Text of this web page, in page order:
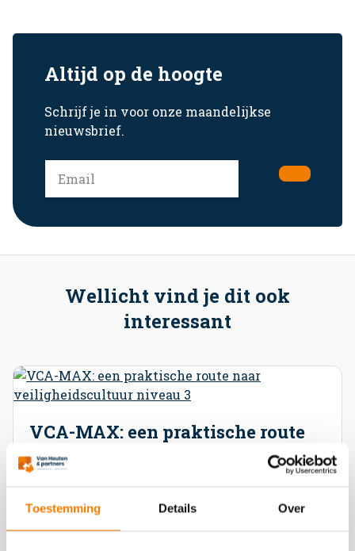
Toestemming Details Over
Altijd op de hoogte
Schrijf je in voor onze maandelijkse
nieuwsbrief.
Wellicht vind je dit ook
interessant
VCA-MAX: een praktische route
naar veiligheidscultuur niveau 3
veiligheidscultuur niveau 3 Steeds meer
opdrachtgevers verwachten van aannemers